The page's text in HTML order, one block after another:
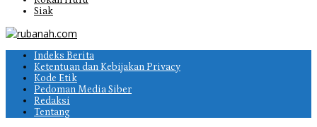
Siak
Indeks Berita
Ketentuan dan Kebijakan Privacy
Kode Etik
Pedoman Media Siber
Redaksi
Tentang